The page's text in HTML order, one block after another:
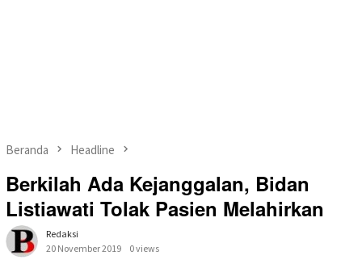
Beranda Headline
Berkilah Ada Kejanggalan, Bidan
Listiawati Tolak Pasien Melahirkan
Redaksi
20 November 2019
0 views